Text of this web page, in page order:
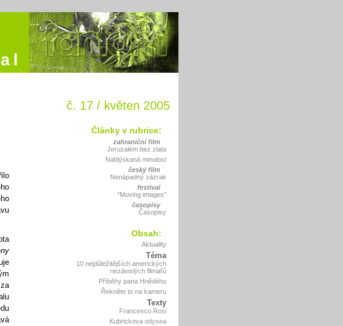
č. 17 / květen 2005
Články v rubrice:
zahraniční film
Jeruzalém bez zlata
Nablýskaná minulost
český film
Nenápadný zázrak
festival
“Moving images”
časopisy
Časopisy
Obsah:
Aktuality
Téma
10 nejdůležitějších amerických
nezávislých filmařů
Příběhy pana Hnědého
Řekněte to na kameru
Texty
Francesco Rosi
Kubrickova odysea